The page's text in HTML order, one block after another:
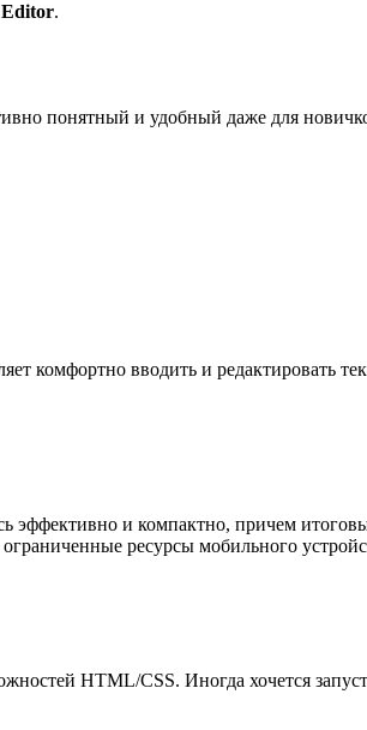
Editor.
понятный и удобный даже для
вводить и редактировать
эффективно и компактно, причем
ресурсы мобильного
HTML/CSS. Иногда хочется